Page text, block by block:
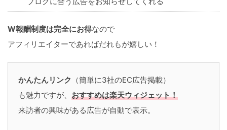
W報酬制度は完全にお得なので
アフィリエイターであればだれもが嬉しい！
かんたんリンク （簡単に3社のEC広告掲載）
も魅力ですが、 おすすめは楽天ウィジェット！
来訪者の興味がある広告が自動で表示。